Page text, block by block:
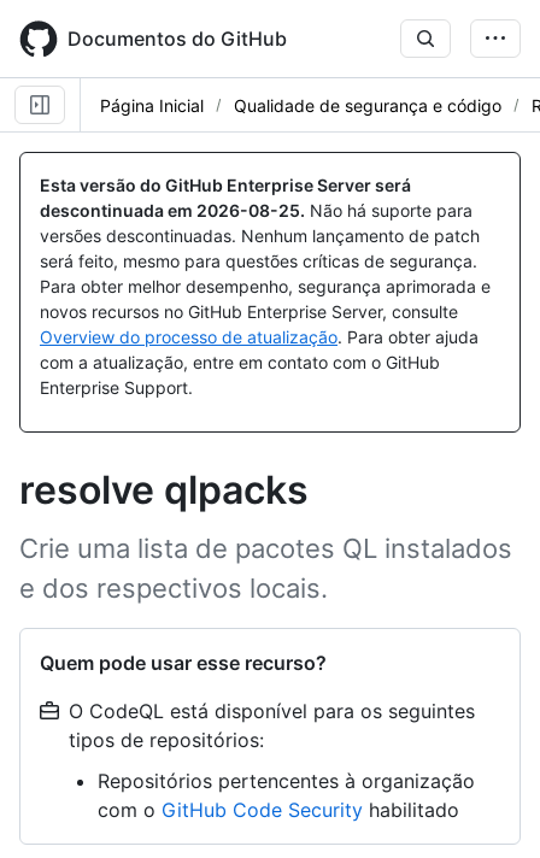
main
content
Documentos do GitHub
Página Inicial Qualidade de segurança e código
Esta versão do GitHub Enterprise Server será
descontinuada em 2026-08-25. Não há suporte para
versões descontinuadas. Nenhum lançamento de patch
será feito, mesmo para questões críticas de segurança.
Para obter melhor desempenho, segurança aprimorada e
novos recursos no GitHub Enterprise Server, consulte
Overview do processo de atualização. Para obter ajuda
com a atualização, entre em contato com o GitHub
Enterprise Support.
resolve qlpacks
Crie uma lista de pacotes QL instalados
e dos respectivos locais.
Quem pode usar esse recurso?
O CodeQL está disponível para os seguintes
tipos de repositórios:
Repositórios pertencentes à organização
com o GitHub Code Security habilitado